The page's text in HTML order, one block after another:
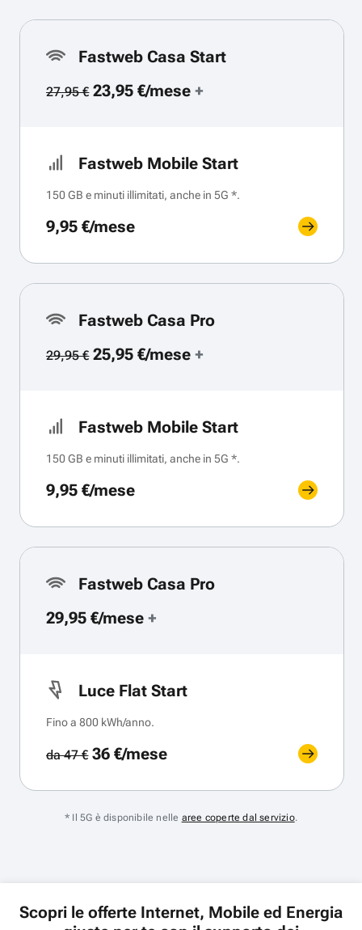
Fastweb Casa Start
27,95 €23,95 €/mese+
Fastweb Mobile Start
150 GB e minuti illimitati, anche in 5G *.
9,95 €/mese
Fastweb Casa Pro
29,95 €25,95 €/mese+
Fastweb Mobile Start
150 GB e minuti illimitati, anche in 5G *.
9,95 €/mese
Fastweb Casa Pro
29,95 €/mese +
Luce Flat Start
Fino a 800 kWh/anno.
da 47 €36 €/mese
* Il 5G è disponibile nelle aree coperte dal servizio.
Scopri le offerte Internet, Mobile ed Energia